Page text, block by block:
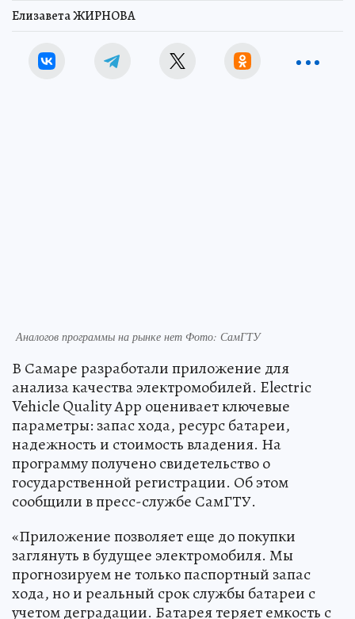
Елизавета ЖИРНОВА
Аналогов программы на рынке нет Фото: СамГТУ
В Самаре разработали приложение для
анализа качества электромобилей. Electric
Vehicle Quality App оценивает ключевые
параметры: запас хода, ресурс батареи,
надежность и стоимость владения. На
программу получено свидетельство о
государственной регистрации. Об этом
сообщили в пресс-службе СамГТУ.
«Приложение позволяет еще до покупки
заглянуть в будущее электромобиля. Мы
прогнозируем не только паспортный запас
хода, но и реальный срок службы батареи с
учетом деградации. Батарея теряет емкость с